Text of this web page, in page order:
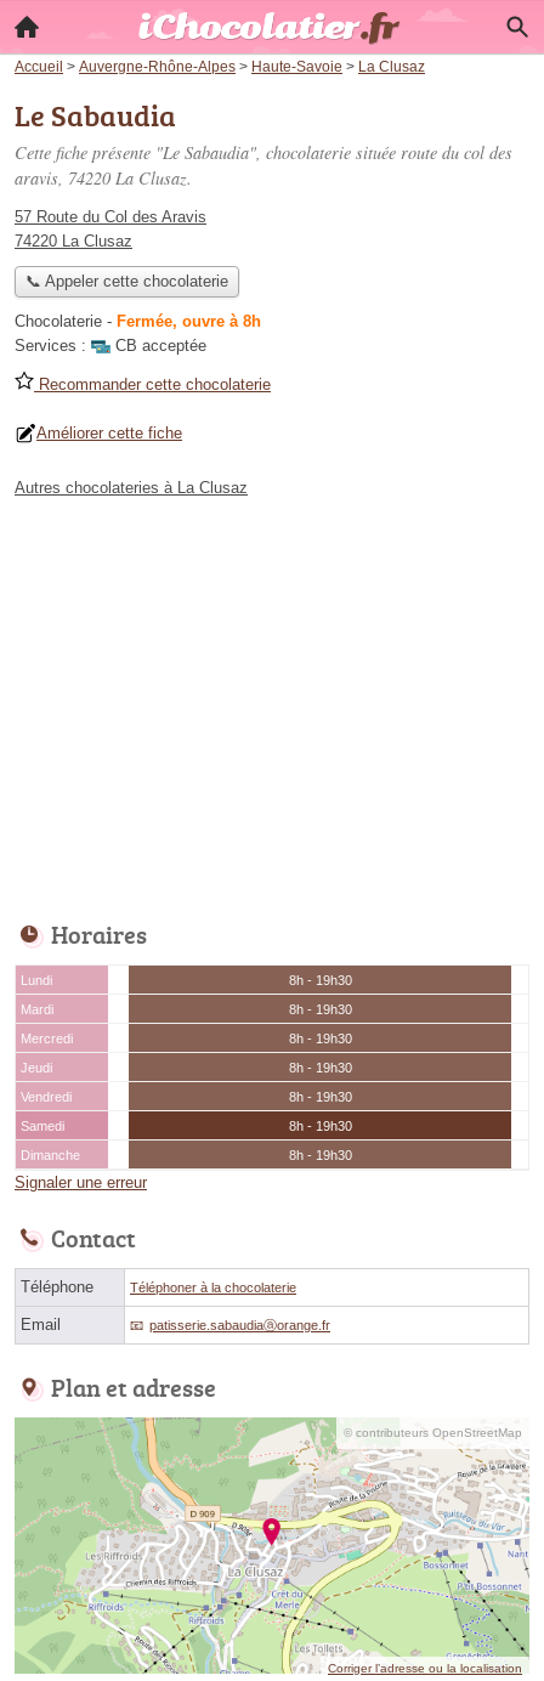
Accueil > Auvergne-Rhône-Alpes > Haute-Savoie > La Clusaz
Le Sabaudia
Cette fiche présente "Le Sabaudia", chocolaterie située route du col des
aravis, 74220 La Clusaz.
57 Route du Col des Aravis
74220 La Clusaz
📞 Appeler cette chocolaterie
Chocolaterie - Fermée, ouvre à 8h
Services :
CB acceptée
Recommander cette chocolaterie
Améliorer cette fiche
Autres chocolateries à La Clusaz
Horaires
Lundi
8h - 19h30
Mardi
8h - 19h30
Mercredi
8h - 19h30
Jeudi
8h - 19h30
Vendredi
8h - 19h30
Samedi
8h - 19h30
Dimanche
8h - 19h30
Signaler une erreur
Contact
Téléphone Téléphoner à la chocolaterie
Email patisserie.sabaudiaⓐorange.fr
Plan et adresse
© contributeurs OpenStreetMap
Corriger l’adresse ou la localisation